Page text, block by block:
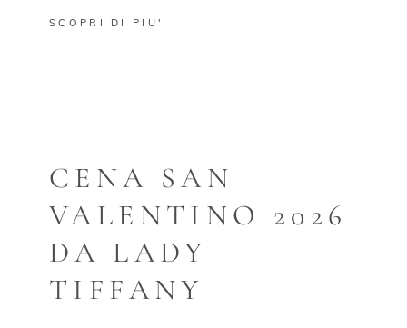
SCOPRI DI PIU'
CENA SAN
VALENTINO 2026
DA LADY
TIFFANY